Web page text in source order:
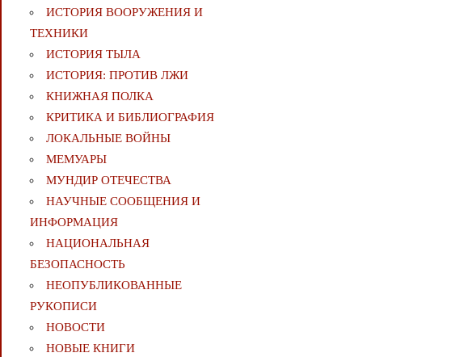
ИСТОРИЯ ВООРУЖЕНИЯ И
ТЕХНИКИ
ИСТОРИЯ ТЫЛА
ИСТОРИЯ: ПРОТИВ ЛЖИ
КНИЖНАЯ ПОЛКА
КРИТИКА И БИБЛИОГРАФИЯ
ЛОКАЛЬНЫЕ ВОЙНЫ
МЕМУАРЫ
МУНДИР ОТЕЧЕСТВА
НАУЧНЫЕ СООБЩЕНИЯ И
ИНФОРМАЦИЯ
НАЦИОНАЛЬНАЯ
БЕЗОПАСНОСТЬ
НЕОПУБЛИКОВАННЫЕ
РУКОПИСИ
НОВОСТИ
НОВЫЕ КНИГИ